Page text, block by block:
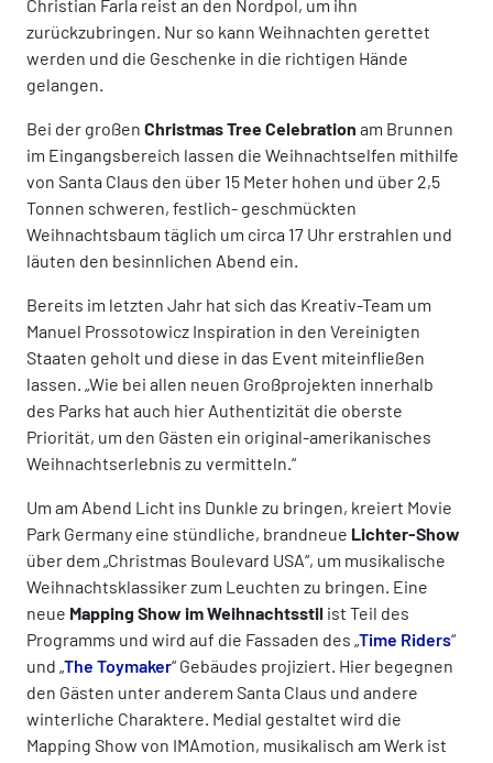
Christian Farla reist an den Nordpol, um ihn
zurückzubringen. Nur so kann Weihnachten gerettet
werden und die Geschenke in die richtigen Hände
gelangen.
Bei der großen Christmas Tree Celebration am Brunnen
im Eingangsbereich lassen die Weihnachtselfen mithilfe
von Santa Claus den über 15 Meter hohen und über 2,5
Tonnen schweren, festlich- geschmückten
Weihnachtsbaum täglich um circa 17 Uhr erstrahlen und
läuten den besinnlichen Abend ein.
Bereits im letzten Jahr hat sich das Kreativ-Team um
Manuel Prossotowicz Inspiration in den Vereinigten
Staaten geholt und diese in das Event miteinfließen
lassen. „Wie bei allen neuen Großprojekten innerhalb
des Parks hat auch hier Authentizität die oberste
Priorität, um den Gästen ein original-amerikanisches
Weihnachtserlebnis zu vermitteln.“
Um am Abend Licht ins Dunkle zu bringen, kreiert Movie
Park Germany eine stündliche, brandneue Lichter-Show
über dem „Christmas Boulevard USA“, um musikalische
Weihnachtsklassiker zum Leuchten zu bringen. Eine
neue Mapping Show im Weihnachtsstil ist Teil des
Programms und wird auf die Fassaden des „Time Riders“
und „The Toymaker“ Gebäudes projiziert. Hier begegnen
den Gästen unter anderem Santa Claus und andere
winterliche Charaktere. Medial gestaltet wird die
Mapping Show von IMAmotion, musikalisch am Werk ist